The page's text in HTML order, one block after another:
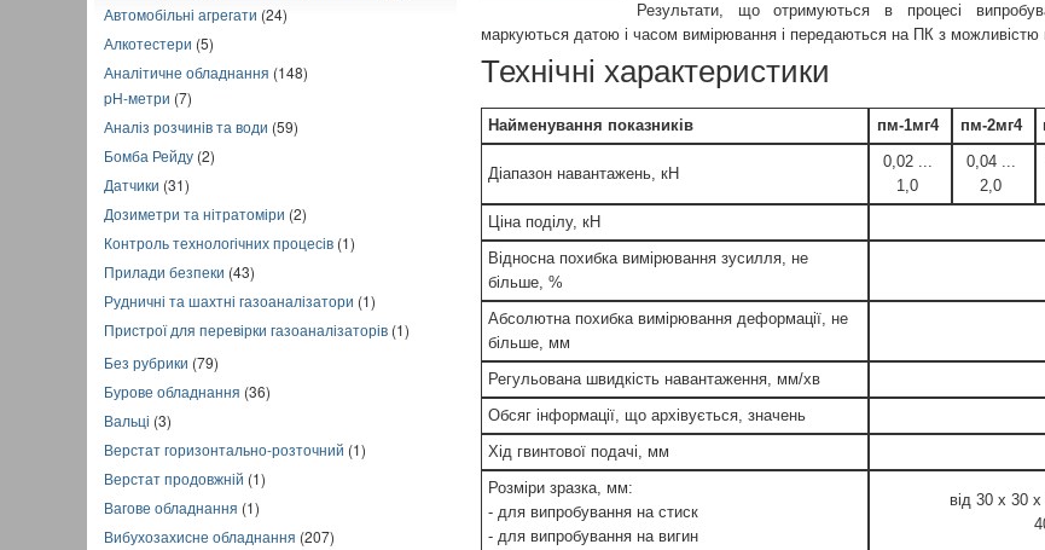
Автомобільні агрегати (24)
Алкотестери (5)
Аналітичне обладнання (148)
pH-метри (7)
Аналіз розчинів та води (59)
Бомба Рейду (2)
Датчики (31)
Дозиметри та нітратоміри (2)
Контроль технологічних процесів (1)
Прилади безпеки (43)
Рудничні та шахтні газоаналізатори (1)
Пристрої для перевірки газоаналізаторів (1)
Без рубрики (79)
Бурове обладнання (36)
Вальці (3)
Верстат горизонтально-розточний (1)
Верстат продовжній (1)
Вагове обладнання (1)
Вибухозахисне обладнання (207)
Результати, що отримуються в процесі
маркуються датою і часом вимірювання і передаються на ПК з
Технічні характеристики
Найменування показників пм-1мг4 пм-2мг4
Діапазон навантажень, кН
0,02 ...
1,0
0,04 ...
2,0
Ціна поділу, кН
Відносна похибка вимірювання зусилля, не
більше, %
Абсолютна похибка вимірювання деформації, не
більше, мм
Регульована швидкість навантаження, мм/хв
Обсяг інформації, що архівується, значень
Хід гвинтової подачі, мм
Розміри зразка, мм:
- для випробування на стиск
- для випробування на вигин
від 30 x 30